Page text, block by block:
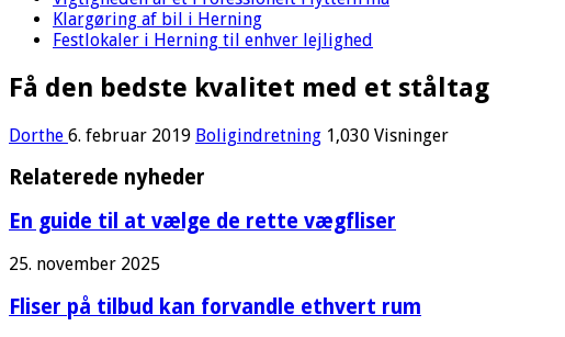
Klargøring af bil i Herning
Festlokaler i Herning til enhver lejlighed
Få den bedste kvalitet med et ståltag
Dorthe 6. februar 2019 Boligindretning 1,030 Visninger
Relaterede nyheder
En guide til at vælge de rette vægfliser
25. november 2025
Fliser på tilbud kan forvandle ethvert rum